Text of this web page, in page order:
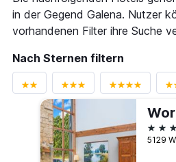
in der Gegend Galena. Nutzer
vorhandenen Filter ihre Suche
Nach Sternen filtern
3